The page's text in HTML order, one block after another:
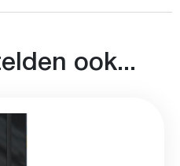
ook...